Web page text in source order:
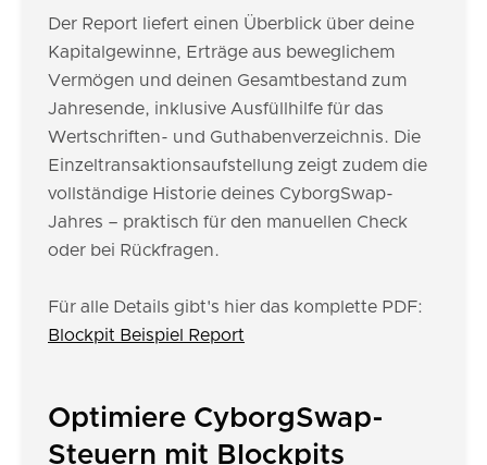
Der Report liefert einen Überblick über deine
Kapitalgewinne, Erträge aus beweglichem
Vermögen und deinen Gesamtbestand zum
Jahresende, inklusive Ausfüllhilfe für das
Wertschriften- und Guthabenverzeichnis. Die
Einzeltransaktionsaufstellung zeigt zudem die
vollständige Historie deines CyborgSwap-
Jahres – praktisch für den manuellen Check
oder bei Rückfragen.
Für alle Details gibt's hier das komplette PDF:
Blockpit Beispiel Report
Optimiere CyborgSwap-
Steuern mit Blockpits